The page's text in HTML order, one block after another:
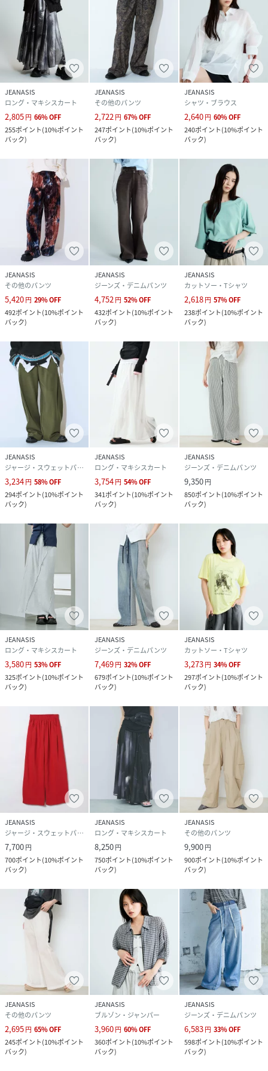
JEANASIS
ロング・マキシスカート
2,805円 66%OFF
255ポイント(10%ポイント
バック)
JEANASIS
その他のパンツ
2,722円 67%OFF
247ポイント(10%ポイント
バック)
JEANASIS
シャツ・ブラウス
2,640円 60%OFF
240ポイント(10%ポイント
バック)
JEANASIS
その他のパンツ
5,420円 29%OFF
492ポイント(10%ポイント
バック)
JEANASIS
ジーンズ・デニムパンツ
4,752 円 52%OFF
432ポイント(10%ポイント
バック)
JEANASIS
カットソー・Tシャツ
2,618円 57%OFF
238ポイント(10%ポイント
バック)
JEANASIS
ジャージ・スウェットパンツ
3,234円 58%OFF
294ポイント(10%ポイント
バック)
JEANASIS
ロング・マキシスカート
3,754円 54%OFF
341ポイント(10%ポイント
バック)
JEANASIS
ジーンズ・デニムパンツ
9,350円
850ポイント(10%ポイント
バック)
JEANASIS
ロング・マキシスカート
3,580円 53%OFF
325ポイント(10%ポイント
バック)
JEANASIS
ジーンズ・デニムパンツ
7,469円 32%OFF
679ポイント(10%ポイント
バック)
JEANASIS
カットソー・Tシャツ
3,273円 34%OFF
297ポイント(10%ポイント
バック)
JEANASIS
ジャージ・スウェットパンツ
7,700円
700ポイント(10%ポイント
バック)
JEANASIS
ロング・マキシスカート
8,250円
750ポイント(10%ポイント
バック)
JEANASIS
その他のパンツ
9,900円
900ポイント(10%ポイント
バック)
JEANASIS
その他のパンツ
2,695円 65%OFF
245ポイント(10%ポイント
バック)
JEANASIS
ブルゾン・ジャンパー
3,960円 60%OFF
360ポイント(10%ポイント
バック)
JEANASIS
ジーンズ・デニムパンツ
6,583円 33%OFF
598ポイント(10%ポイント
バック)